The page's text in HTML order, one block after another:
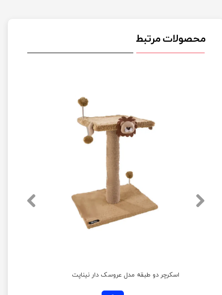
محصولات مرتبط
اسکرچر دو طبقه مدل عروسک دار نیناپت